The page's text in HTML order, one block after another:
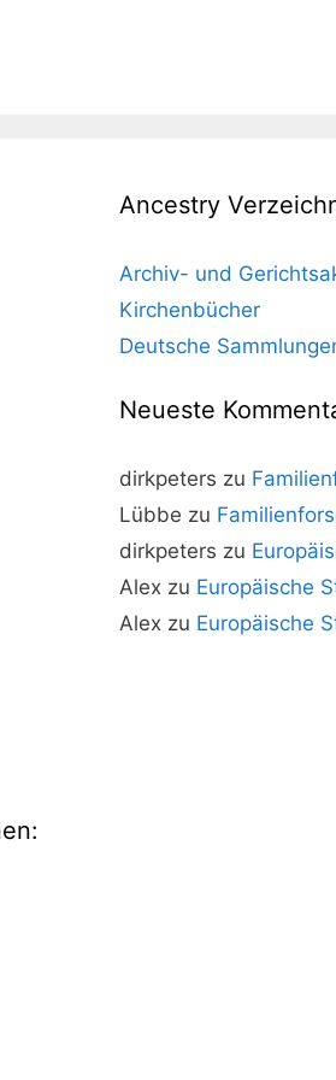
Ancestry
Archiv- und
Kirchenbücher
Deutsche
Neueste
dirkpeters zu
Lübbe zu
dirkpeters zu
Alex zu Europäische
Alex zu Europäische